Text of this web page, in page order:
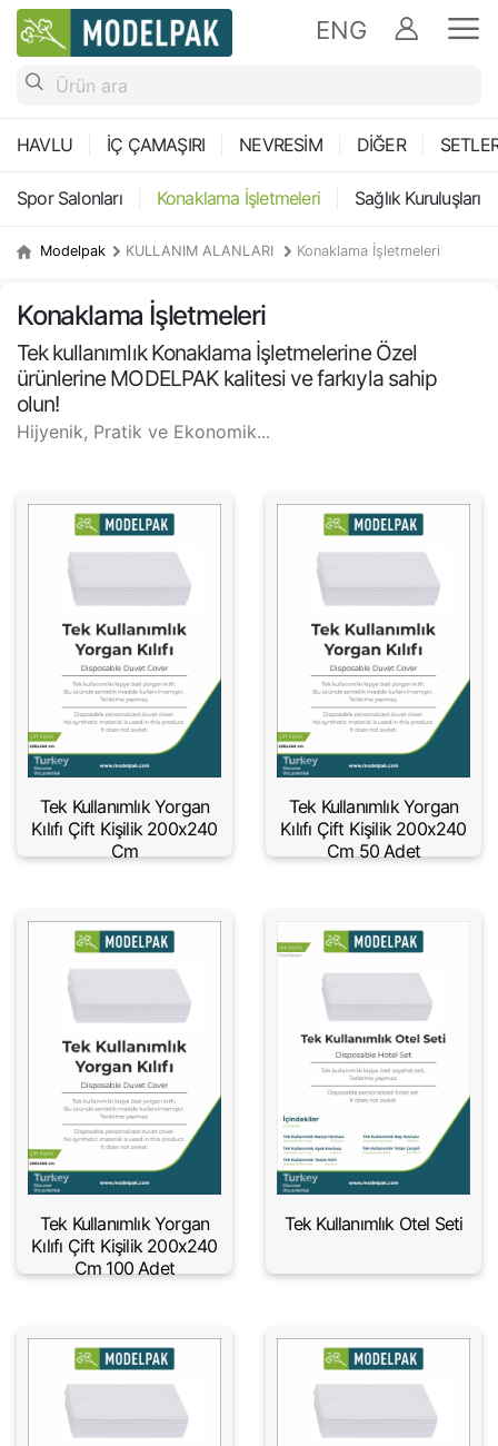
ENG
HAVLU İÇ ÇAMAŞIRI NEVRESİM DİĞER
Spor Salonları Konaklama İşletmeleri Sağlık Kuruluşları
Modelpak KULLANIM ALANLARI Konaklama İşletmeleri
Konaklama İşletmeleri
Tek kullanımlık Konaklama İşletmelerine Özel
ürünlerine MODELPAK kalitesi ve farkıyla sahip
olun!
Hijyenik, Pratik ve Ekonomik...
Tek Kullanımlık Yorgan
Kılıfı Çift Kişilik 200x240
Cm
Tek Kullanımlık Yorgan
Kılıfı Çift Kişilik 200x240
Cm 50 Adet
Tek Kullanımlık Yorgan
Kılıfı Çift Kişilik 200x240
Cm 100 Adet
Tek Kullanımlık Otel Seti